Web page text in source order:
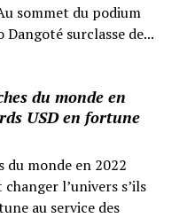
sommet du podium
surclasse de...
du monde en
USD en fortune
du monde en 2022
l’univers s’ils
au service des